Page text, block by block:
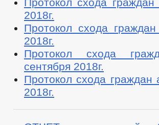
2018г.
Протокол схода
2018г.
Протокол схода
сентября 2018г.
Протокол схода граждан
2018г.